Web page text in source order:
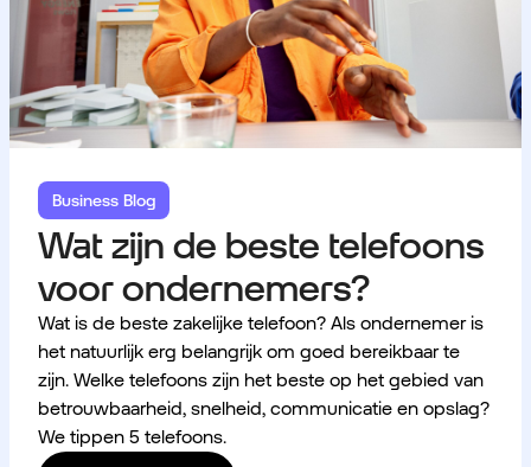
Business Blog
Wat zijn de beste telefoons
voor ondernemers?
Wat is de beste zakelijke telefoon? Als ondernemer is
het natuurlijk erg belangrijk om goed bereikbaar te
zijn. Welke telefoons zijn het beste op het gebied van
betrouwbaarheid, snelheid, communicatie en opslag?
We tippen 5 telefoons.